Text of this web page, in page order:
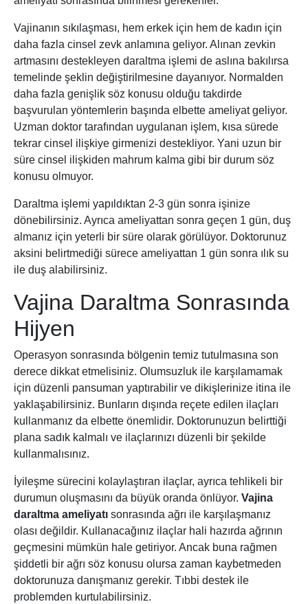
Vajinanın sıkılaşması, hem erkek için hem de kadın için
daha fazla cinsel zevk anlamına geliyor. Alınan zevkin
artmasını destekleyen daraltma işlemi de aslına bakılırsa
temelinde şeklin değiştirilmesine dayanıyor. Normalden
daha fazla genişlik söz konusu olduğu takdirde
başvurulan yöntemlerin başında elbette ameliyat geliyor.
Uzman doktor tarafından uygulanan işlem, kısa sürede
tekrar cinsel ilişkiye girmenizi destekliyor. Yani uzun bir
süre cinsel ilişkiden mahrum kalma gibi bir durum söz
konusu olmuyor.
Daraltma işlemi yapıldıktan 2-3 gün sonra işinize
dönebilirsiniz. Ayrıca ameliyattan sonra geçen 1 gün, duş
almanız için yeterli bir süre olarak görülüyor. Doktorunuz
aksini belirtmediği sürece ameliyattan 1 gün sonra ılık su
ile duş alabilirsiniz.
Vajina Daraltma Sonrasında
Hijyen
Operasyon sonrasında bölgenin temiz tutulmasına son
derece dikkat etmelisiniz. Olumsuzluk ile karşılamamak
için düzenli pansuman yaptırabilir ve dikişlerinize itina ile
yaklaşabilirsiniz. Bunların dışında reçete edilen ilaçları
kullanmanız da elbette önemlidir. Doktorunuzun belirttiği
plana sadık kalmalı ve ilaçlarınızı düzenli bir şekilde
kullanmalısınız.
İyileşme sürecini kolaylaştıran ilaçlar, ayrıca tehlikeli bir
durumun oluşmasını da büyük oranda önlüyor. Vajina
daraltma ameliyatı sonrasında ağrı ile karşılaşmanız
olası değildir. Kullanacağınız ilaçlar hali hazırda ağrının
geçmesini mümkün hale getiriyor. Ancak buna rağmen
şiddetli bir ağrı söz konusu olursa zaman kaybetmeden
doktorunuza danışmanız gerekir. Tıbbi destek ile
problemden kurtulabilirsiniz.